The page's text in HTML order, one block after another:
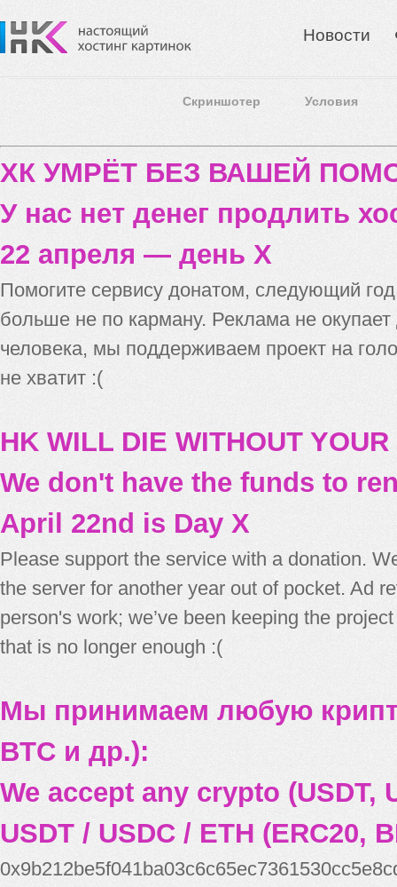
Новости
Скриншотер Условия
ХК УМРЁТ БЕЗ ВАШЕЙ
У нас нет денег продлить
22 апреля — день X
Помогите сервису донатом, следующий
больше не по карману. Реклама не
человека, мы поддерживаем проект на
не хватит :(
HK WILL DIE WITHOUT
We don't have the funds to
April 22nd is Day X
Please support the service with a donation.
the server for another year out of pocket. Ad
person's work; we’ve been keeping the
that is no longer enough :(
Мы принимаем любую
BTC и др.):
We accept any crypto (USDT,
USDT / USDC / ETH (ERC20,